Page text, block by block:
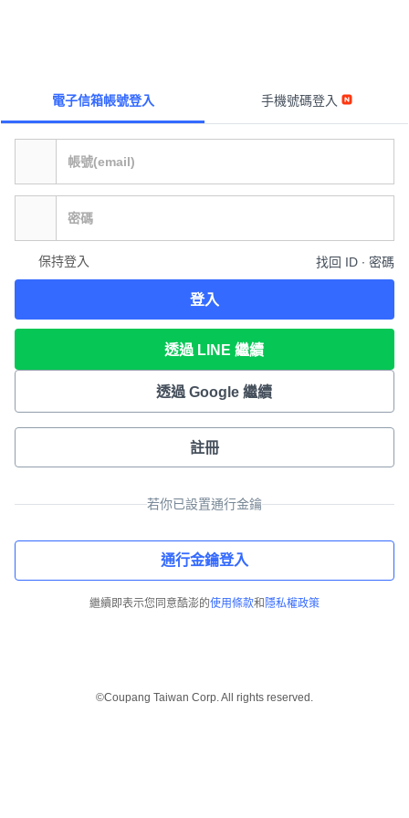
電子信箱帳號登入 手機號碼登入
保持登入 找回 ID ∙ 密碼
登入
透過 LINE 繼續
透過 Google 繼續
註冊
若你已設置通行金鑰
通行金鑰登入
繼續即表示您同意酷澎的使用條款和 隱私權政策
©Coupang Taiwan Corp. All rights reserved.